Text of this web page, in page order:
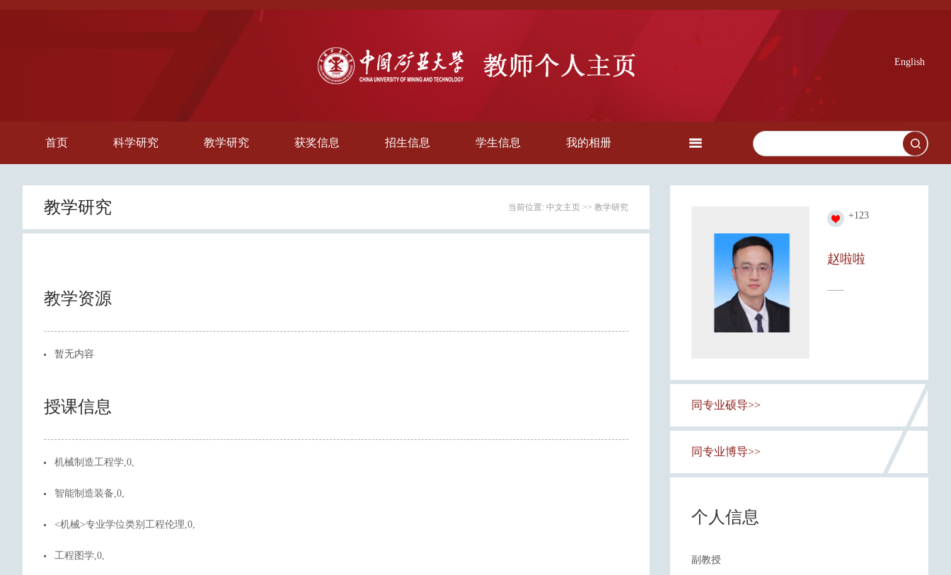
English
首页 科学研究 教学研究 获奖信息 招生信息 学生信息 我的相册
教学研究 当前位置: 中文主页 >> 教学研究
教学资源
暂无内容
授课信息
机械制造工程学,0,
智能制造装备,0,
<机械>专业学位类别工程伦理,0,
工程图学,0,
+123
赵啦啦
同专业硕导>>
同专业博导>>
个人信息
副教授